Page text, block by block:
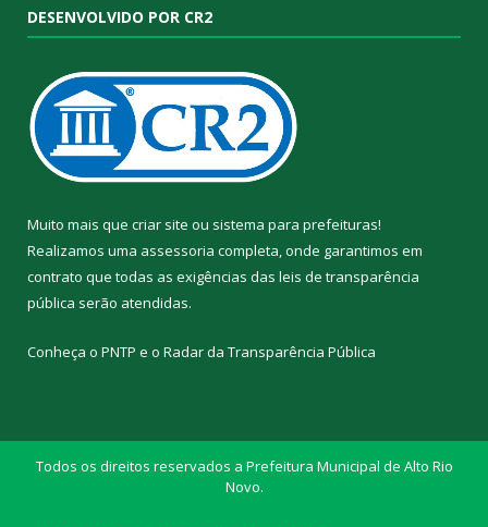
DESENVOLVIDO POR CR2
Muito mais que criar site ou sistema para prefeituras!
Realizamos uma assessoria completa, onde garantimos em
contrato que todas as exigências das leis de transparência
pública serão atendidas.
Conheça o PNTP e o Radar da Transparência Pública
Todos os direitos reservados a Prefeitura Municipal de Alto Rio
Novo.